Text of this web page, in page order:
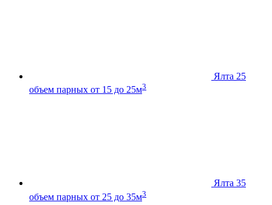
Ялта 25
объем парных от 15 до 25м3
Ялта 35
объем парных от 25 до 35м3